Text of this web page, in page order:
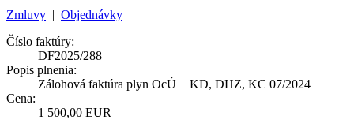
Zmluvy | Objednávky
Číslo faktúry:
DF2025/288
Popis plnenia:
Zálohová faktúra plyn OcÚ + KD, DHZ, KC 07/2024
Cena:
1 500,00 EUR